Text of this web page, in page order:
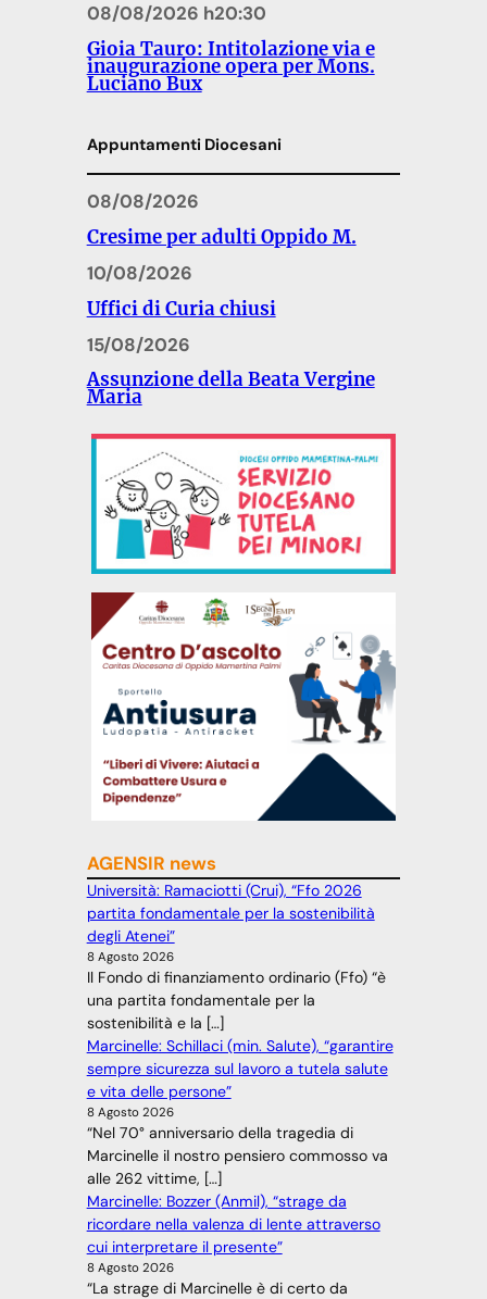
08/08/2026 h20:30
Gioia Tauro: Intitolazione via e
inaugurazione opera per Mons.
Luciano Bux
Appuntamenti Diocesani
08/08/2026
Cresime per adulti Oppido M.
10/08/2026
Uffici di Curia chiusi
15/08/2026
Assunzione della Beata Vergine
Maria
AGENSIR news
Università: Ramaciotti (Crui), “Ffo 2026
partita fondamentale per la sostenibilità
degli Atenei”
8 Agosto 2026
Il Fondo di finanziamento ordinario (Ffo) “è
una partita fondamentale per la
sostenibilità e la […]
Marcinelle: Schillaci (min. Salute), “garantire
sempre sicurezza sul lavoro a tutela salute
e vita delle persone”
8 Agosto 2026
“Nel 70° anniversario della tragedia di
Marcinelle il nostro pensiero commosso va
alle 262 vittime, […]
Marcinelle: Bozzer (Anmil), “strage da
ricordare nella valenza di lente attraverso
cui interpretare il presente”
8 Agosto 2026
“La strage di Marcinelle è di certo da